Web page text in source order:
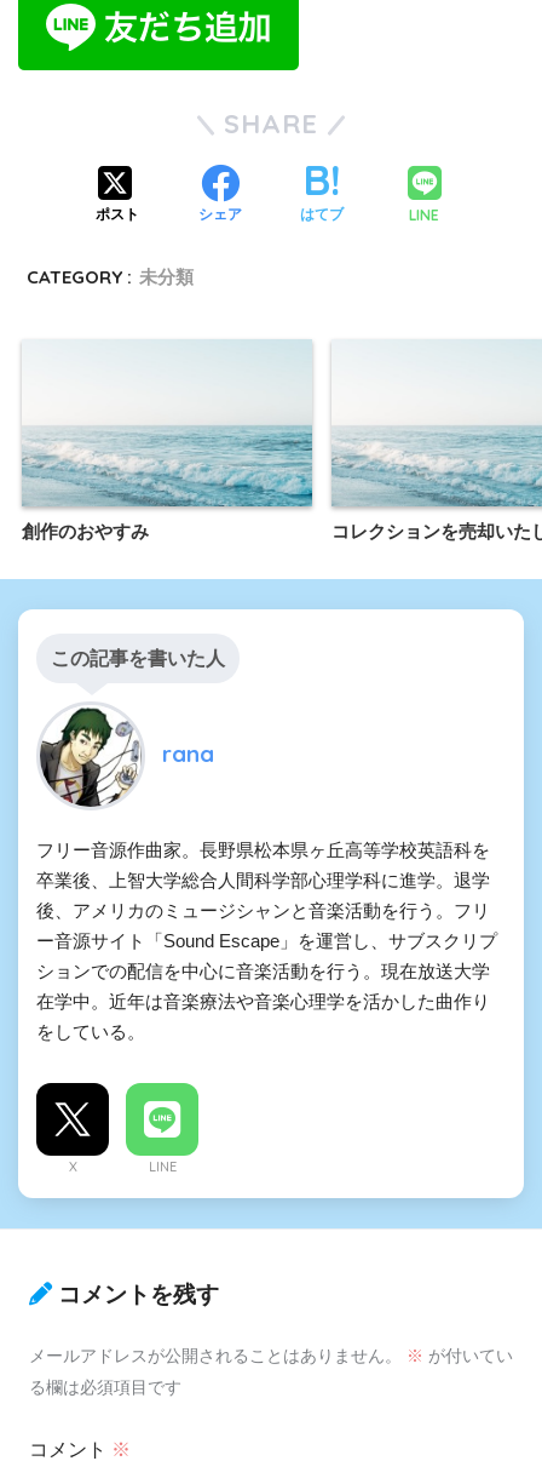
SHARE
ポスト シェア はてブ LINE
CATEGORY : 未分類
創作のおやすみ コレクションを売却いた
この記事を書いた人
rana
フリー音源作曲家。長野県松本県ヶ丘高等学校英語科を
卒業後、上智大学総合人間科学部心理学科に進学。退学
後、アメリカのミュージシャンと音楽活動を行う。フリ
ー音源サイト「Sound Escape」を運営し、サブスクリプ
ションでの配信を中心に音楽活動を行う。現在放送大学
在学中。近年は音楽療法や音楽心理学を活かした曲作り
をしている。
X LINE
コメントを残す
メールアドレスが公開されることはありません。 ※ が付いてい
る欄は必須項目です
コメント ※